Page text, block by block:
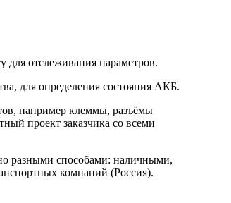
для отслеживания параметров.
для определения состояния АКБ.
например клеммы, разъёмы
проект заказчика со всеми
разными способами: наличными,
компаний (Россия).